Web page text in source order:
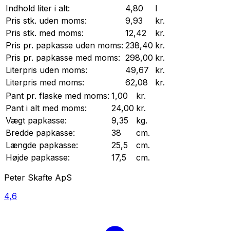
Indhold liter i alt:
4,80
l
Pris stk. uden moms:
9,93
kr.
Pris stk. med moms:
12,42
kr.
Pris pr. papkasse uden moms: 238,40 kr.
Pris pr. papkasse med moms: 298,00 kr.
Literpris uden moms:
49,67
kr.
Literpris med moms:
62,08
kr.
Pant pr. flaske med moms: 1,00
kr.
Pant i alt med moms:
24,00 kr.
Vægt papkasse: 9,35
kg.
Bredde papkasse: 38
cm.
Længde papkasse: 25,5
cm.
Højde papkasse: 17,5
cm.
Peter Skafte ApS
4,6